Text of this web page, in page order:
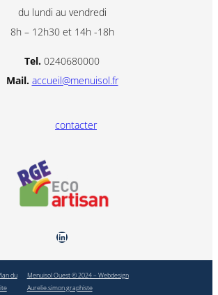
du lundi au vendredi
8h – 12h30 et 14h -18h
Tel. 0240680000
Mail. accueil@menuisol.fr
contacter
Menuisol Ouest
du
Menuisol Ouest © 2024 – Webdesign
Aurelie.simon.graphiste